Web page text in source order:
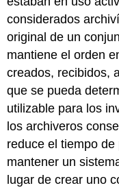
considerados
original de un
mantiene el orden
creados, recibidos,
que se pueda
utilizable para los
los archiveros
reduce el tiempo de
mantener un
lugar de crear uno